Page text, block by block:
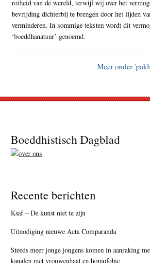
rotheid van de wereld, terwijl wij over het
bevrijding dichterbij te brengen door het lijden
verminderen. In sommige teksten wordt dit
‘boeddhanatuur’ genoemd.
Meer onder
Footer
Boeddhistisch Dagblad
Recente berichten
Ksaf – De kunst niet te zijn
Uitnodiging nieuwe Acta Comparanda
Steeds meer jonge jongens komen in aanraking
kanalen met vrouwenhaat en homofobie